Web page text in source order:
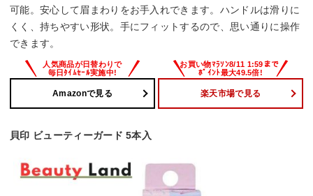
可能。安心して眉まわりをお手入れできます。ハンドルは滑りに
くく、持ちやすい形状。手にフィットするので、思い通りに操作
できます。
Amazonで見る 楽天市場で見る
貝印 ビューティーガード 5本入